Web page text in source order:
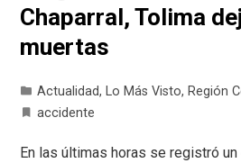
Chaparral, Tolima
muertas
Actualidad, Lo Más Visto, Región
accidente
En las últimas horas se registró